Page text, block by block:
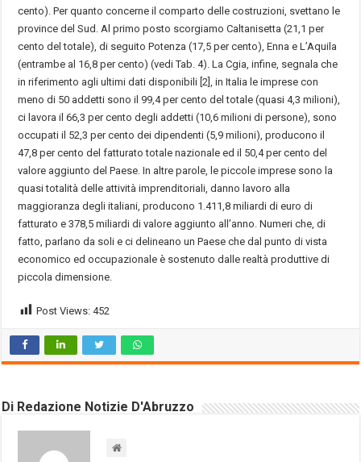
cento). Per quanto concerne il comparto delle costruzioni, svettano le
province del Sud. Al primo posto scorgiamo Caltanisetta (21,1 per
cento del totale), di seguito Potenza (17,5 per cento), Enna e L’Aquila
(entrambe al 16,8 per cento) (vedi Tab. 4). La Cgia, infine, segnala che
in riferimento agli ultimi dati disponibili [2], in Italia le imprese con
meno di 50 addetti sono il 99,4 per cento del totale (quasi 4,3 milioni),
ci lavora il 66,3 per cento degli addetti (10,6 milioni di persone), sono
occupati il 52,3 per cento dei dipendenti (5,9 milioni), producono il
47,8 per cento del fatturato totale nazionale ed il 50,4 per cento del
valore aggiunto del Paese. In altre parole, le piccole imprese sono la
quasi totalità delle attività imprenditoriali, danno lavoro alla
maggioranza degli italiani, producono 1.411,8 miliardi di euro di
fatturato e 378,5 miliardi di valore aggiunto all’anno. Numeri che, di
fatto, parlano da soli e ci delineano un Paese che dal punto di vista
economico ed occupazionale è sostenuto dalle realtà produttive di
piccola dimensione.
Post Views: 452
Di Redazione Notizie D'Abruzzo